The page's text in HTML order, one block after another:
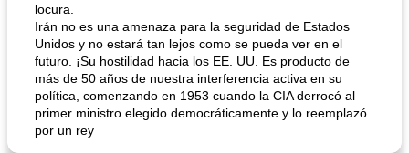
locura.
Irán no es una amenaza para la seguridad de Estados
Unidos y no estará tan lejos como se pueda ver en el
futuro. ¡Su hostilidad hacia los EE. UU. Es producto de
más de 50 años de nuestra interferencia activa en su
política, comenzando en 1953 cuando la CIA derrocó al
primer ministro elegido democráticamente y lo reemplazó
por un rey